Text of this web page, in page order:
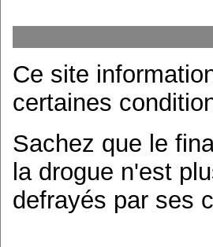
Ce site
certaines
Sachez que le
la drogue n'est
defrayés par ses